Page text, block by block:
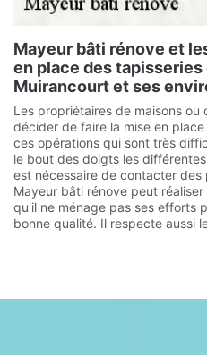
Mayeur bâti rénove et
en place des tapisseries
Muirancourt et ses
Les propriétaires de maisons ou
décider de faire la mise en
ces opérations qui sont très
le bout des doigts les
est nécessaire de contacter des
Mayeur bâti rénove peut
qu'il ne ménage pas ses efforts
bonne qualité. Il respecte aussi